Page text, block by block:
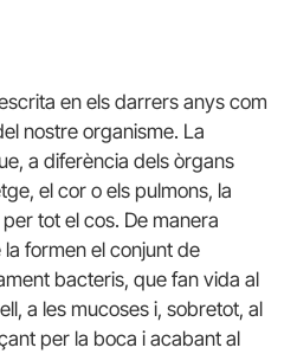
en els darrers anys com
nostre organisme. La
a diferència dels òrgans
el cor o els pulmons, la
tot el cos. De manera
formen el conjunt de
bacteris, que fan vida al
a les mucoses i, sobretot, al
per la boca i acabant al